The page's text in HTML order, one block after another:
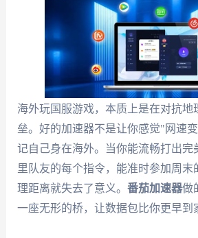
海外玩国服游戏，本质上是在对抗地
垒。好的加速器不是让你感觉"网速
记自己身在海外。当你能流畅打出完
里队友的每个指令，能准时参加周末
理距离就失去了意义。 番茄加速器做
一座无形的桥，让数据包比你更早到